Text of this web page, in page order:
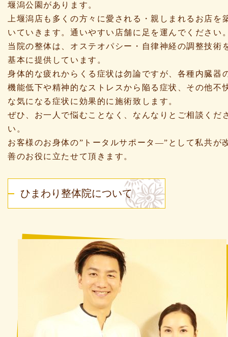
堰潟公園があります。
上堰潟店も多くの方々に愛される・親しまれるお店を
いていきます。通いやすい店舗に足を運んでください
当院の整体は、オステオパシー・自律神経の調整技術
基本に提供しています。
身体的な疲れからくる症状は勿論ですが、各種内臓器
機能低下や精神的なストレスから陥る症状、その他不
な気になる症状に効果的に施術致します。
ぜひ、お一人で悩むことなく、なんなりとご相談くだ
い。
お客様のお身体の”トータルサポータ―”として私共が
善のお役に立たせて頂きます。
ひまわり整体院について